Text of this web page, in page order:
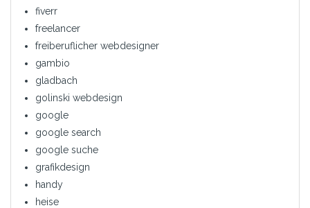
fiverr
freelancer
freiberuflicher webdesigner
gambio
gladbach
golinski webdesign
google
google search
google suche
grafikdesign
handy
heise